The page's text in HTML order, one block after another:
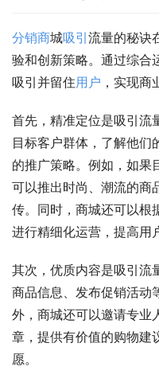
分销商城吸引流量的秘诀
验和创新策略。通过综合
吸引并留住用户 ，实现商
首先，精准定位是吸引流
目标客户群体，了解他们
的推广策略。例如，如果
可以推出时尚、潮流的商
传。同时，商城还可以根
进行精细化运营，提高用
其次，优质内容是吸引流
商品信息、发布促销活动
外，商城还可以邀请专业
章，提供有价值的购物建
愿。